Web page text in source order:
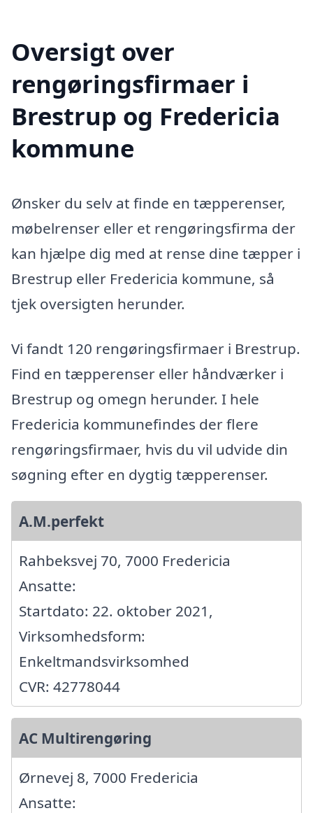
Oversigt over
rengøringsfirmaer i
Brestrup og Fredericia
kommune
Ønsker du selv at finde en tæpperenser,
møbelrenser eller et rengøringsfirma der
kan hjælpe dig med at rense dine tæpper i
Brestrup eller Fredericia kommune, så
tjek oversigten herunder.
Vi fandt 120 rengøringsfirmaer i Brestrup.
Find en tæpperenser eller håndværker i
Brestrup og omegn herunder. I hele
Fredericia kommunefindes der flere
rengøringsfirmaer, hvis du vil udvide din
søgning efter en dygtig tæpperenser.
A.M.perfekt
Rahbeksvej 70, 7000 Fredericia
Ansatte:
Startdato: 22. oktober 2021,
Virksomhedsform:
Enkeltmandsvirksomhed
CVR: 42778044
AC Multirengøring
Ørnevej 8, 7000 Fredericia
Ansatte: